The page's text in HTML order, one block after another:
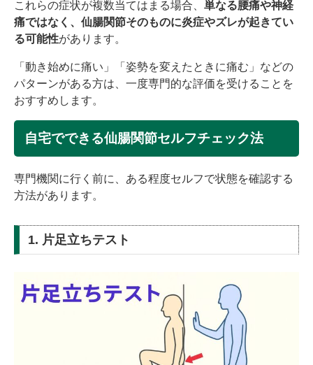
これらの症状が複数当てはまる場合、 単なる腰痛や神経
痛ではなく、仙腸関節そのものに炎症やズレが起きてい
る可能性があります。
「動き始めに痛い」「姿勢を変えたときに痛む」などの
パターンがある方は、一度専門的な評価を受けることを
おすすめします。
自宅でできる仙腸関節セルフチェック法
専門機関に行く前に、ある程度セルフで状態を確認する
方法があります。
1. 片足立ちテスト